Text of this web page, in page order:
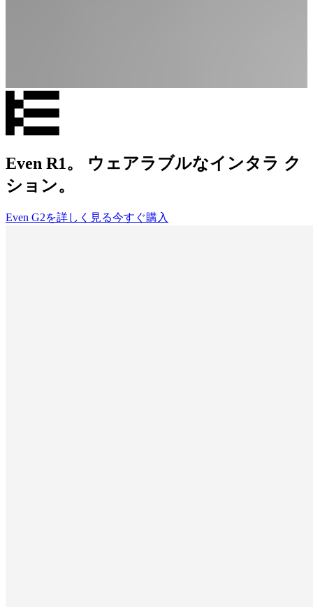
Even R1。 ウェアラブルなインタラ ク
ション。
Even G2を詳しく見る今すぐ購入